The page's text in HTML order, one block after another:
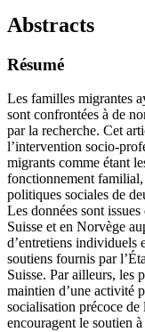
Abstracts
Résumé
Les familles migrantes
sont confrontées à de
par la recherche. Cet
l’intervention socio-
migrants comme étant
fonctionnement familial,
politiques sociales de
Les données sont
Suisse et en Norvège
d’entretiens individuels
soutiens fournis par
Suisse. Par ailleurs, les
maintien d’une activité
socialisation précoce de
encouragent le soutien